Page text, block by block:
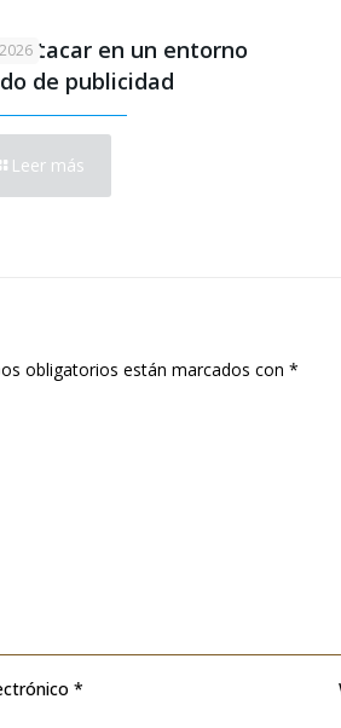
en un entorno
de publicidad
Leer más
obligatorios están marcados con *
*